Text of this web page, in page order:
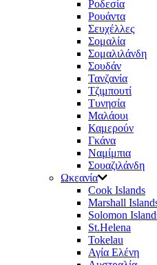
Ροδεσία
Ρουάντα
Σευχέλλες
Σομαλία
Σομαλιλάνδη
Σουδάν
Τανζανία
Τζιμπουτί
Τυνησία
Μαλάουι
Καμερούν
Γκάνα
Ναμίμπια
Σουαζιλάνδη
Ωκεανία
Cook Islands
Μarshall
Solomon
St.Helena
Tokelau
Αγία Ελένη